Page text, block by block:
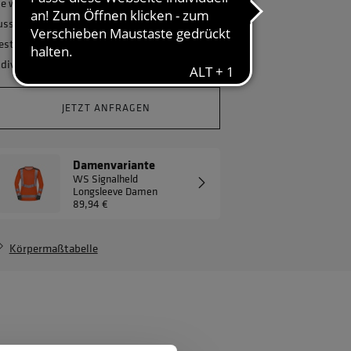
und benötigen eine größere
Gerne erstellen wir Ihnen ein
Angebot.
JETZT ANFRAGEN
Damenvariante
WS Signalheld
Longsleeve Damen
89,94 €
Körpermaßtabelle